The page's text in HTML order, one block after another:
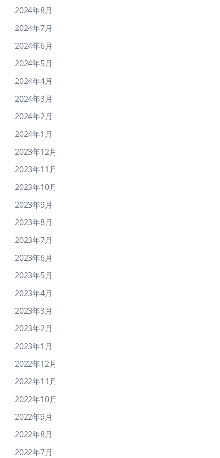
2024年8月
2024年7月
2024年6月
2024年5月
2024年4月
2024年3月
2024年2月
2024年1月
2023年12月
2023年11月
2023年10月
2023年9月
2023年8月
2023年7月
2023年6月
2023年5月
2023年4月
2023年3月
2023年2月
2023年1月
2022年12月
2022年11月
2022年10月
2022年9月
2022年8月
2022年7月